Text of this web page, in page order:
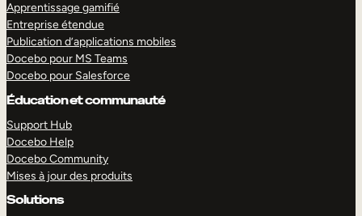
Apprentissage gamifié
Entreprise étendue
Publication d’applications mobiles
Docebo pour MS Teams
Docebo pour Salesforce
Éducation et communauté
Support Hub
Docebo Help
Docebo Community
Mises à jour des produits
Solutions